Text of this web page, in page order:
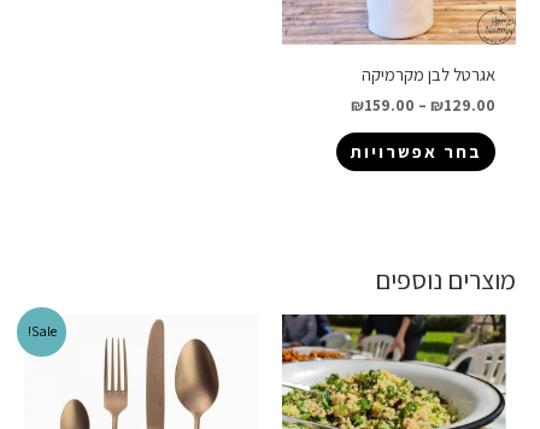
אגרטל לבן מקרמיקה
₪129.00
–
₪159.00
בחר אפשרויות
מוצרים נוספים
Sale!